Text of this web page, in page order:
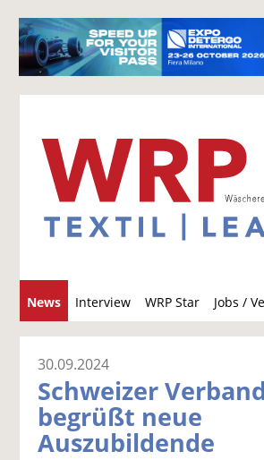
News Interview WRP Star Jobs /
30.09.2024
Schweizer Verband
begrüßt neue
Auszubildende